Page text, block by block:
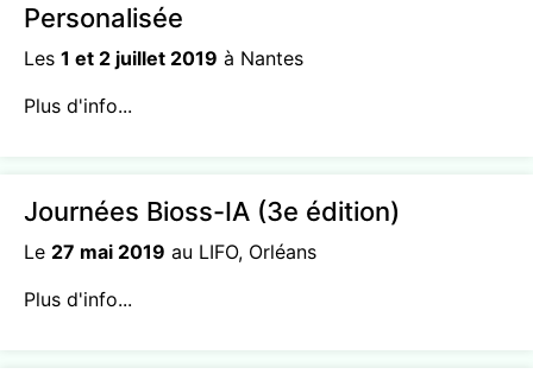
Personalisée
Les 1 et 2 juillet 2019 à Nantes
Plus d'info...
Journées Bioss-IA (3e édition)
Le 27 mai 2019 au LIFO, Orléans
Plus d'info...